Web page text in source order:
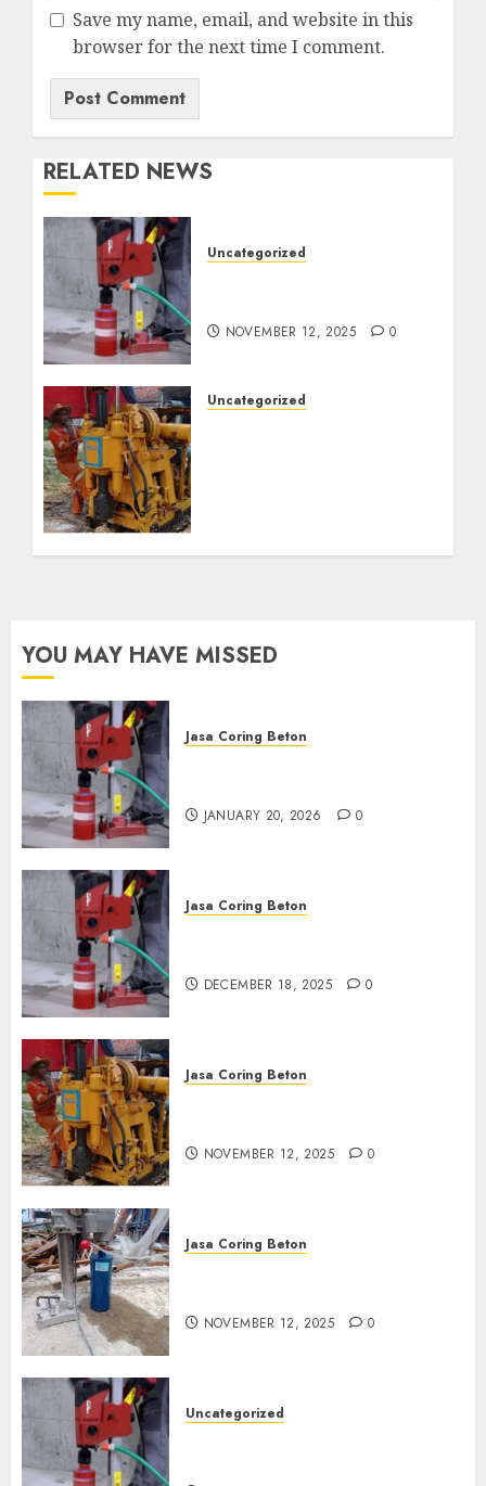
Save my name, email, and website in this
browser for the next time I comment.
RELATED NEWS
Uncategorized
NOVEMBER 12, 2025 0
Uncategorized
YOU MAY HAVE MISSED
Jasa Coring Beton
JANUARY 20, 2026 0
Jasa Coring Beton
DECEMBER 18, 2025 0
Jasa Coring Beton
NOVEMBER 12, 2025 0
Jasa Coring Beton
NOVEMBER 12, 2025 0
Uncategorized